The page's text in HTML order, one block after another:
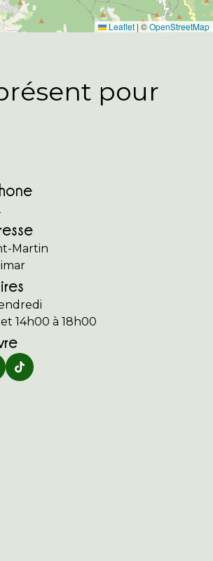
Leaflet | ©OpenStreetMap
pour
Martin
14h00 à 18h00
Home Sun Immobilier sur
Retrouver Home Sun Immobilier